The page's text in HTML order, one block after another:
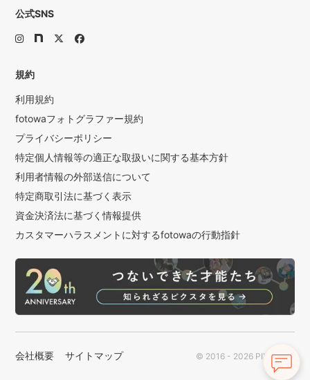
公式SNS
規約
利用規約
fotowaフォトグラファー規約
プライバシーポリシー
特定個人情報等の適正な取扱いに関する基本方針
利用者情報の外部送信について
特定商取引法に基づく表示
資金決済法に基づく情報提供
カスタマーハラスメントに対するfotowaの行動指針
会社概要 サイトマップ © 2016 - 2026 PIXTA Inc.